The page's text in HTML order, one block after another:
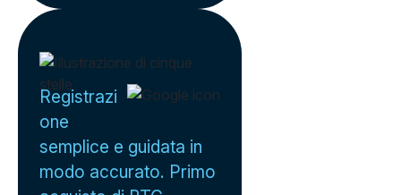
Registrazi
one
semplice e guidata in
modo accurato. Primo